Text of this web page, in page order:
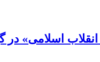
اسلامی» در